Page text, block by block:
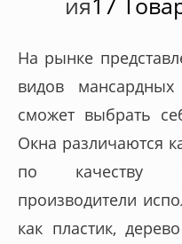
На рынке
видов
сможет выбрать
Окна различаются
по качеству
производители
как пластик,